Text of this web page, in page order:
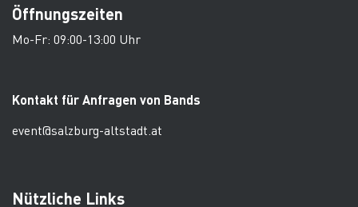
Öffnungszeiten
Mo-Fr: 09:00-13:00 Uhr
Kontakt für Anfragen von Bands
event@salzburg-altstadt.at
Nützliche Links